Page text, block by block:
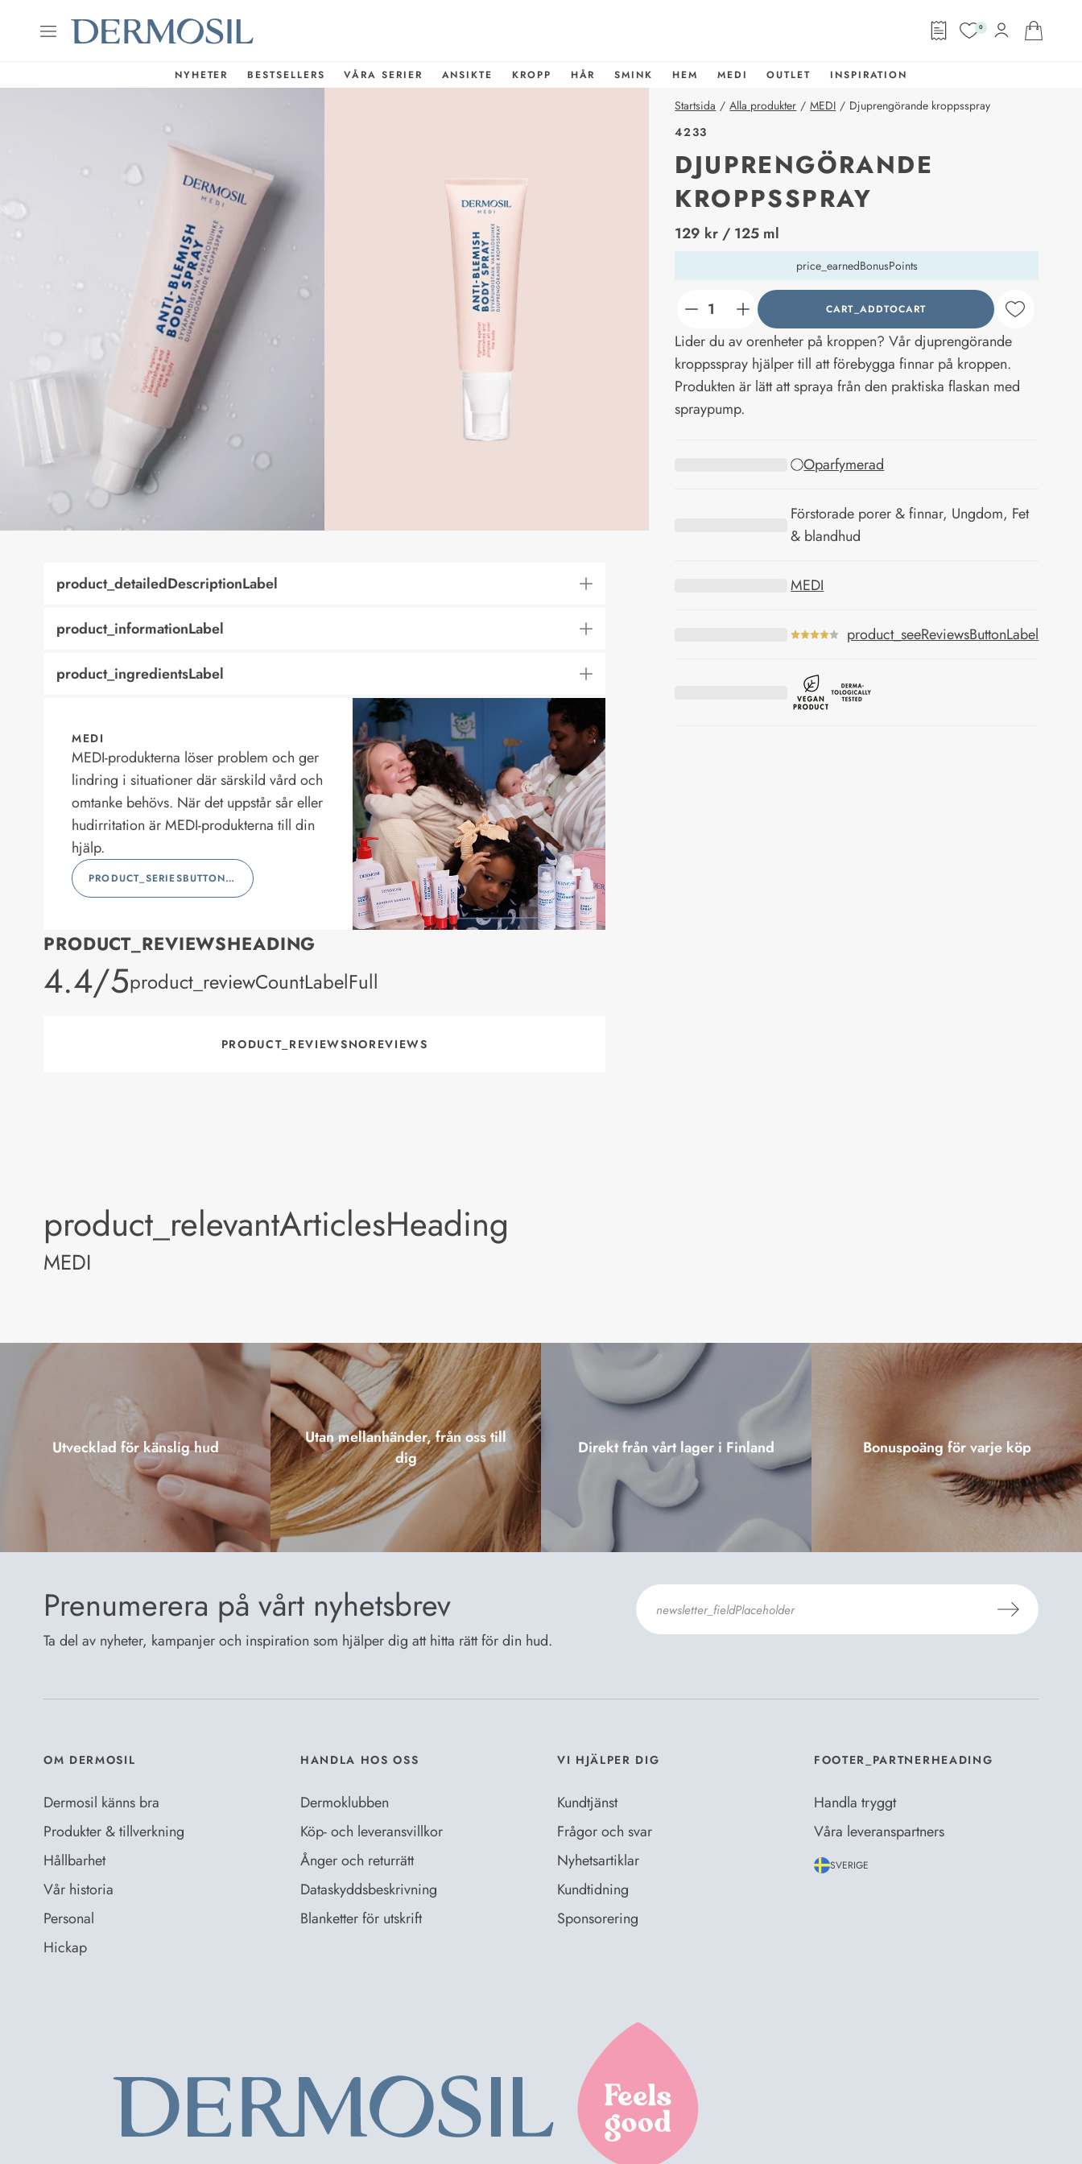
0
NYHETER BESTSELLERS VÅRA SERIER ANSIKTE KROPP HÅR SMINK HEM MEDI OUTLET INSPIRATION
Startsida / Alla produkter / MEDI / Djuprengörande kroppsspray
4233
DJUPRENGÖRANDE
KROPPSSPRAY
price_label
129 kr / 125 ml
price_earnedBonusPoints
counter_current CART_ADDTOCART
Lider du av orenheter på kroppen? Vår djuprengörande
kroppsspray hjälper till att förebygga finnar på kroppen.
Produkten är lätt att spraya från den praktiska flaskan med
spraypump.
Oparfymerad
Förstorade porer & finnar, Ungdom, Fet
& blandhud
MEDI
product_seeReviewsButtonLabel
product_detailedDescriptionLabel
product_informationLabel
product_ingredientsLabel
MEDI
MEDI-produkterna löser problem och ger
lindring i situationer där särskild vård och
omtanke behövs. När det uppstår sår eller
hudirritation är MEDI-produkterna till din
hjälp.
PRODUCT_SERIESBUTTONLABEL
PRODUCT_REVIEWSHEADING
product_rating
4.4/5product_reviewCountLabelFull
PRODUCT_REVIEWSNOREVIEWS
product_relevantArticlesHeading
MEDI
Utvecklad för känslig hud
Utan mellanhänder, från oss till
dig
Direkt från vårt lager i Finland Bonuspoäng för varje köp
Prenumerera på vårt nyhetsbrev
Ta del av nyheter, kampanjer och inspiration som hjälper dig att hitta rätt för din hud.
OM DERMOSIL
Dermosil känns bra
Produkter & tillverkning
Hållbarhet
Vår historia
Personal
Hickap
HANDLA HOS OSS
Dermoklubben
Köp- och leveransvillkor
Ånger och returrätt
Dataskyddsbeskrivning
Blanketter för utskrift
VI HJÄLPER DIG
Kundtjänst
Frågor och svar
Nyhetsartiklar
Kundtidning
Sponsorering
FOOTER_PARTNERHEADING
Handla tryggt
Våra leveranspartners
SVERIGE